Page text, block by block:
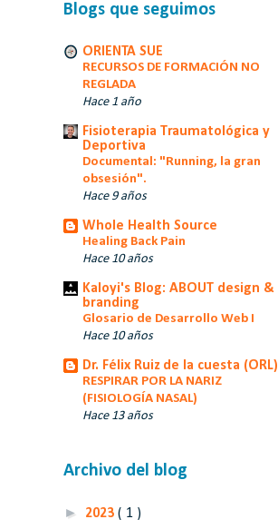
Blogs que seguimos
ORIENTA SUE
RECURSOS DE FORMACIÓN NO
REGLADA
Hace 1 año
Fisioterapia Traumatológica y
Deportiva
Documental: "Running, la gran
obsesión".
Hace 9 años
Whole Health Source
Healing Back Pain
Hace 10 años
Kaloyi's Blog: ABOUT design &
branding
Glosario de Desarrollo Web I
Hace 10 años
Dr. Félix Ruiz de la cuesta (ORL)
RESPIRAR POR LA NARIZ
(FISIOLOGÍA NASAL)
Hace 13 años
Archivo del blog
► 2023 ( 1 )